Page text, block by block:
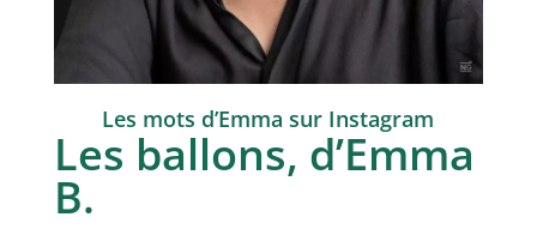
Les mots d’Emma sur Instagram
Les ballons, d’Emma
B.